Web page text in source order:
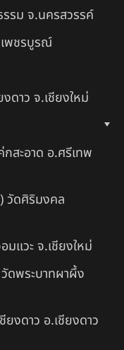
รม จ.นครสวรรค์
พชรบูรณ์
ดาว จ.เชียงใหม่
สะอาด อ.ศรีเทพ
วัดศิริมงคล
แวะ จ.เชียงใหม่
ดพระบาทผาผึ้ง
งดาว อ.เชียงดาว